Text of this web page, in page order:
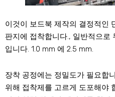
이것이 보드북 제작의 결정적인
판지에 접착합니다., 일반적으로
입니다. 1.0 mm 에 2.5 mm.
장착 공정에는 정밀도가 필요합
위해 접착제를 고르게 도포해야